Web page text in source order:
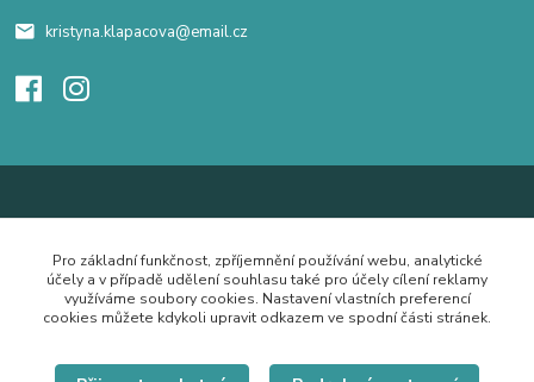
kristyna.klapacova@email.cz
Pro základní funkčnost, zpříjemnění používání webu, analytické
účely a v případě udělení souhlasu také pro účely cílení reklamy
využíváme soubory cookies. Nastavení vlastních preferencí
cookies můžete kdykoli upravit odkazem ve spodní části stránek.